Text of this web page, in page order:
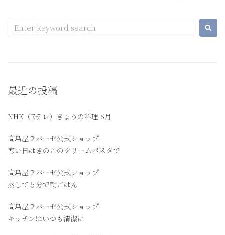
最近の投稿
NHK（Eテレ）きょうの料理 6月
髙島屋ラバーゼ公式ショップ
寒い日はきのこのクリームパスタで
高島屋ラバーゼ公式ショップ
蒸して５分で朝ごはん
髙島屋ラバーゼ公式ショップ
キッチンはいつも清潔に